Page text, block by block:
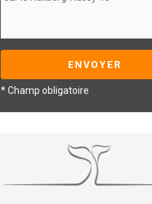
* Champ obligatoire